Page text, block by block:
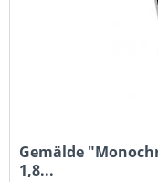
Gemälde
1,8...